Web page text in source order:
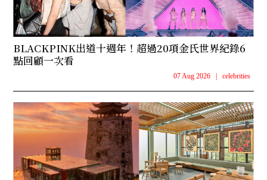
BLACKPINK出道十週年！超過20項金氏世界紀錄6
點回顧一次看
07 Aug 2026 celebrities